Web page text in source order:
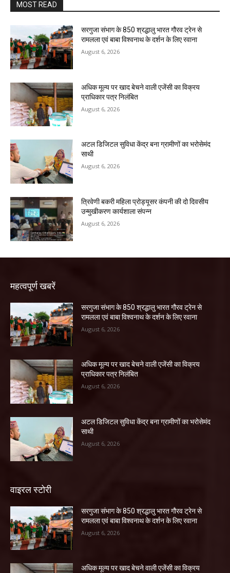
MOST READ
सरगुजा संभाग के 850 श्रद्धालु भारत गौरव ट्रेन से
रामलला एवं बाबा विश्वनाथ के दर्शन के लिए रवाना
August 6, 2026
अधिक मूल्य पर खाद बेचने वाली एजेंसी का विक्रय
प्राधिकार पत्र निलंबित
August 6, 2026
अटल डिजिटल सुविधा केंद्र बना ग्रामीणों का भरोसेमंद
साथी
August 6, 2026
त्रिवेणी बकरी महिला प्रोड्यूसर कंपनी की दो दिवसीय
उन्मुखीकरण कार्यशाला संपन्न
August 6, 2026
महत्वपूर्ण खबरें
सरगुजा संभाग के 850 श्रद्धालु भारत गौरव ट्रेन से
रामलला एवं बाबा विश्वनाथ के दर्शन के लिए रवाना
August 6, 2026
अधिक मूल्य पर खाद बेचने वाली एजेंसी का विक्रय
प्राधिकार पत्र निलंबित
August 6, 2026
अटल डिजिटल सुविधा केंद्र बना ग्रामीणों का भरोसेमंद
साथी
August 6, 2026
वाइरल स्टोरी
सरगुजा संभाग के 850 श्रद्धालु भारत गौरव ट्रेन से
रामलला एवं बाबा विश्वनाथ के दर्शन के लिए रवाना
August 6, 2026
अधिक मूल्य पर खाद बेचने वाली एजेंसी का विक्रय